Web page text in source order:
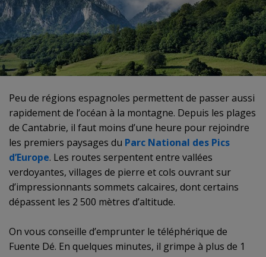
Peu de régions espagnoles permettent de passer aussi
rapidement de l’océan à la montagne. Depuis les plages
de Cantabrie, il faut moins d’une heure pour rejoindre
les premiers paysages du Parc National des Pics
d’Europe. Les routes serpentent entre vallées
verdoyantes, villages de pierre et cols ouvrant sur
d’impressionnants sommets calcaires, dont certains
dépassent les 2 500 mètres d’altitude.
On vous conseille d’emprunter le téléphérique de
Fuente Dé. En quelques minutes, il grimpe à plus de 1